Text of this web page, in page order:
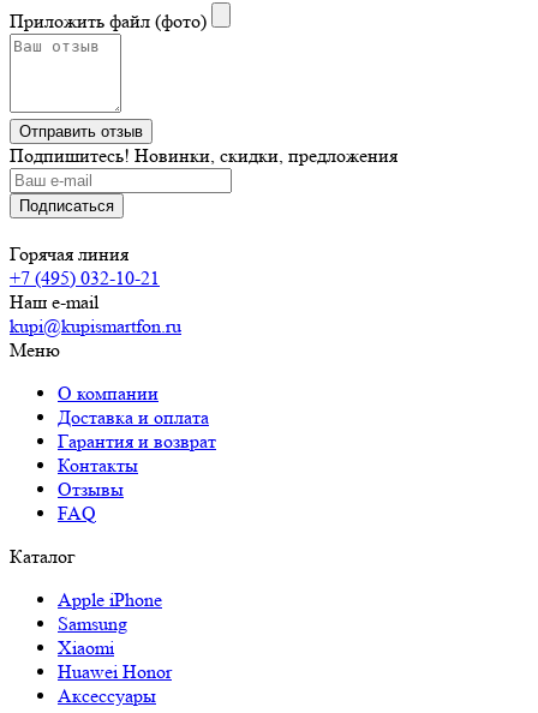
Приложить файл (фото)
Подпишитесь! Новинки, скидки, предложения
Горячая линия
+7 (495) 032-10-21
Наш e-mail
kupi@kupismartfon.ru
Меню
О компании
Доставка и оплата
Гарантия и возврат
Контакты
Отзывы
FAQ
Каталог
Apple iPhone
Samsung
Xiaomi
Huawei Honor
Аксессуары